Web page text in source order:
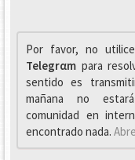
Por favor, no
Telegrαm para
sentido es
mañana no
comunidad en
encontrado nada.